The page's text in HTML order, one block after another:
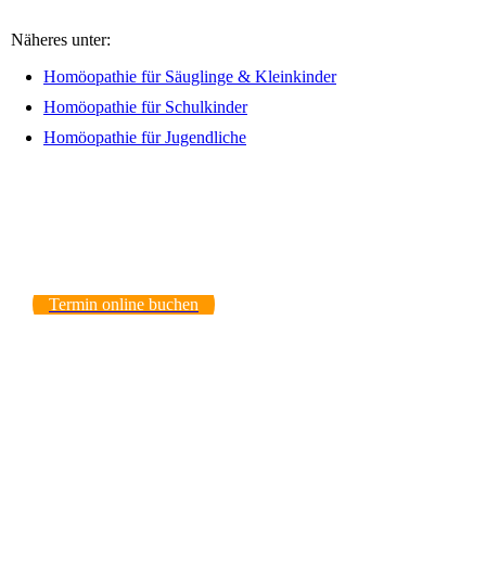
Näheres unter:
Homöopathie für Säuglinge & Kleinkinder
Homöopathie für Schulkinder
Homöopathie für Jugendliche
Termin online buchen